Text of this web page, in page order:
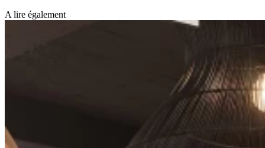
A lire également